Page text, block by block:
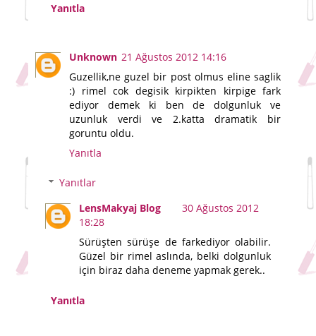
Yanıtla
Unknown 21 Ağustos 2012 14:16
Guzellik,ne guzel bir post olmus eline saglik
:) rimel cok degisik kirpikten kirpige fark
ediyor demek ki ben de dolgunluk ve
uzunluk verdi ve 2.katta dramatik bir
goruntu oldu.
Yanıtla
Yanıtlar
LensMakyaj Blog
30 Ağustos 2012
18:28
Sürüşten sürüşe de farkediyor olabilir.
Güzel bir rimel aslında, belki dolgunluk
için biraz daha deneme yapmak gerek..
Yanıtla